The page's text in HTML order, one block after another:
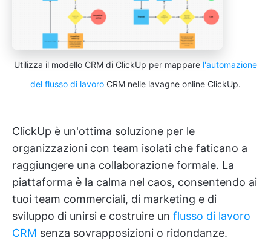
Utilizza il modello CRM di ClickUp per mappare l'automazione
del flusso di lavoro CRM nelle lavagne online ClickUp.
ClickUp è un'ottima soluzione per le
organizzazioni con team isolati che faticano a
raggiungere una collaborazione formale. La
piattaforma è la calma nel caos, consentendo ai
tuoi team commerciali, di marketing e di
sviluppo di unirsi e costruire un flusso di lavoro
CRM senza sovrapposizioni o ridondanze.